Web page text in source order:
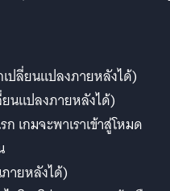
เปลี่ยนแปลงภายหลังได้)
ยนแปลงภายหลังได้)
เกมจะพาเราเข้าสู่โหมด
ายหลังได้)